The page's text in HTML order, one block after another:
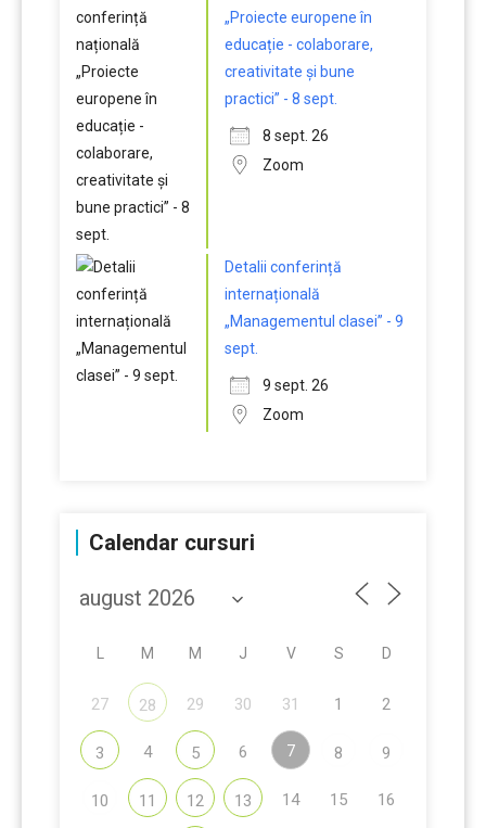
„Proiecte europene în
educație - colaborare,
creativitate și bune
practici” - 8 sept.
8 sept. 26
Zoom
Detalii conferință
internațională
„Managementul clasei” - 9
sept.
9 sept. 26
Zoom
Calendar cursuri
M M J V S D
27 28 29 30 31 1 2
3 4 5 6 7 8 9
10 11 12 13 14 15 16